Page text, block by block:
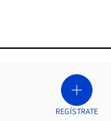
REGÍSTRATE